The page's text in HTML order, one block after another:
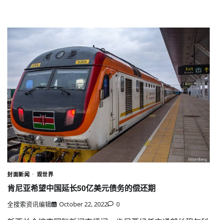
封面新闻 观世界
肯尼亚希望中国延长50亿美元债务的偿还期
全搜索资讯编辑 October 22, 2022 0